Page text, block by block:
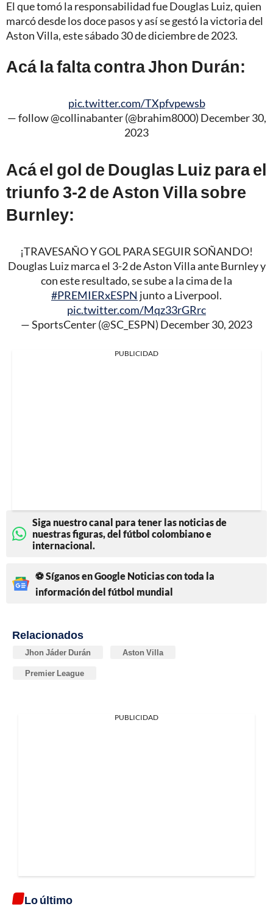
El que tomó la responsabilidad fue Douglas Luiz, quien
marcó desde los doce pasos y así se gestó la victoria del
Aston Villa, este sábado 30 de diciembre de 2023.
Acá la falta contra Jhon Durán:
pic.twitter.com/TXpfvpewsb
— follow @collinabanter (@brahim8000) December 30,
2023
Acá el gol de Douglas Luiz para el
triunfo 3-2 de Aston Villa sobre
Burnley:
¡TRAVESAÑO Y GOL PARA SEGUIR SOÑANDO!
Douglas Luiz marca el 3-2 de Aston Villa ante Burnley y
con este resultado, se sube a la cima de la
#PREMIERxESPN junto a Liverpool.
pic.twitter.com/Mqz33rGRrc
— SportsCenter (@SC_ESPN) December 30, 2023
PUBLICIDAD
Siga nuestro canal para tener las noticias de
nuestras figuras, del fútbol colombiano e
internacional.
⚽ Síganos en Google Noticias con toda la
información del fútbol mundial
Relacionados
Jhon Jáder Durán Aston Villa
Premier League
PUBLICIDAD
Lo último